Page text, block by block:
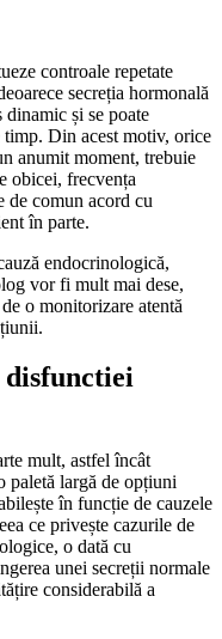
controale repetate
secreția hormonală
și se poate
Din acest motiv, orice
anumit moment, trebuie
obicei, frecvența
de comun acord cu
în parte.
endocrinologică,
vor fi mult mai dese,
o monitorizare atentă
disfunctiei
mult, astfel încât
paletă largă de opțiuni
în funcție de cauzele
ce privește cazurile de
o dată cu
unei secreții normale
considerabilă a